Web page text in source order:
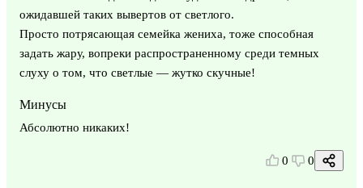
ожидавшей таких вывертов от светлого.
Просто потрясающая семейка жениха, тоже способная
задать жару, вопреки распространенному среди темных
слуху о том, что светлые — жутко скучные!
Минусы
Абсолютно никаких!
0 0